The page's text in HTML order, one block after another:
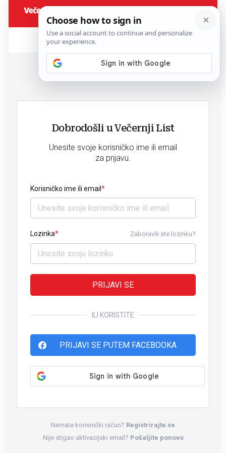
Dobrodošli u Večernji List
Unesite svoje korisničko ime ili email
za prijavu.
Korisničko ime ili email
Lozinka Zaboravili ste lozinku?
PRIJAVI SE
ILI KORISTITE
PRIJAVI SE PUTEM FACEBOOKA
Nemate korisnički račun? Registrirajte se
Nije stigao aktivacijski email? Pošaljite ponovo